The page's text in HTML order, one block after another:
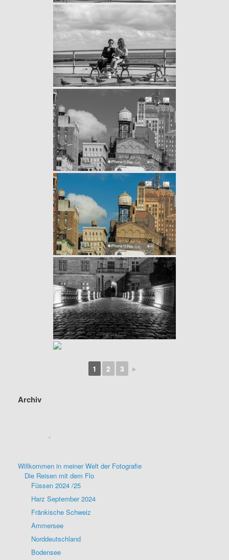
1 2 3 ►
Archiv
Willkommen in meiner Welt der Fotografie
Die Reisen mit dem Flo
Füssen 2024 /25
Harz September 2024
Fränkische Schweiz
Ammersee
Norddeutschland
Bodensee